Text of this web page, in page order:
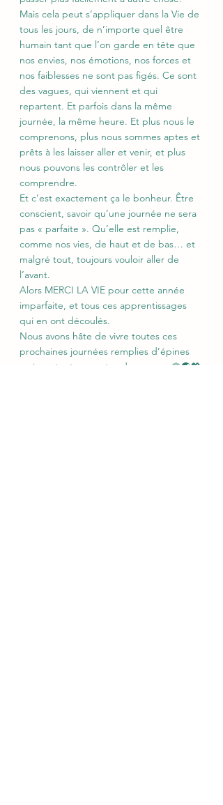
Mais cela peut s’appliquer dans la Vie de
tous les jours, de n’importe quel être
humain tant que l’on garde en tête que
nos envies, nos émotions, nos forces et
nos faiblesses ne sont pas figés. Ce sont
des vagues, qui viennent et qui
repartent. Et parfois dans la même
journée, la même heure. Et plus nous le
comprenons, plus nous sommes aptes et
prêts à les laisser aller et venir, et plus
nous pouvons les contrôler et les
comprendre.
Et c’est exactement ça le bonheur. Être
conscient, savoir qu’une journée ne sera
pas « parfaite ». Qu’elle est remplie,
comme nos vies, de haut et de bas… et
malgré tout, toujours vouloir aller de
l’avant.
Alors MERCI LA VIE pour cette année
imparfaite, et tous ces apprentissages
qui en ont découlés.
Nous avons hâte de vivre toutes ces
prochaines journées remplies d’épines
mais surtout couvertes de roses… 🌹🌏💖